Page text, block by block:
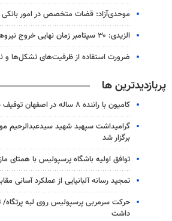
موحدی‌آزاد: قضات متخصص در امور
الزیدی: ۳۰ سپتامبر زمان نهایی خروج نیروهای ائتلاف از عراق است
ضرورت استفاده از ظرفیت‌های تشکل‌ها و
پربازدیدترین ها
کامیون با راننده ۸ ساله در اصفهان توقیف شد
گرامیداشت سپهبد شهید سیدعبدالرحیم
برگزار شد
توافق اولیه باشگاه پرسپولیس با همتای
تمجید رسانه آلبانیایی از عملکرد آسانی
حرکت سرمربی پرسپولیس روی لبه پرتگاه/
داشت